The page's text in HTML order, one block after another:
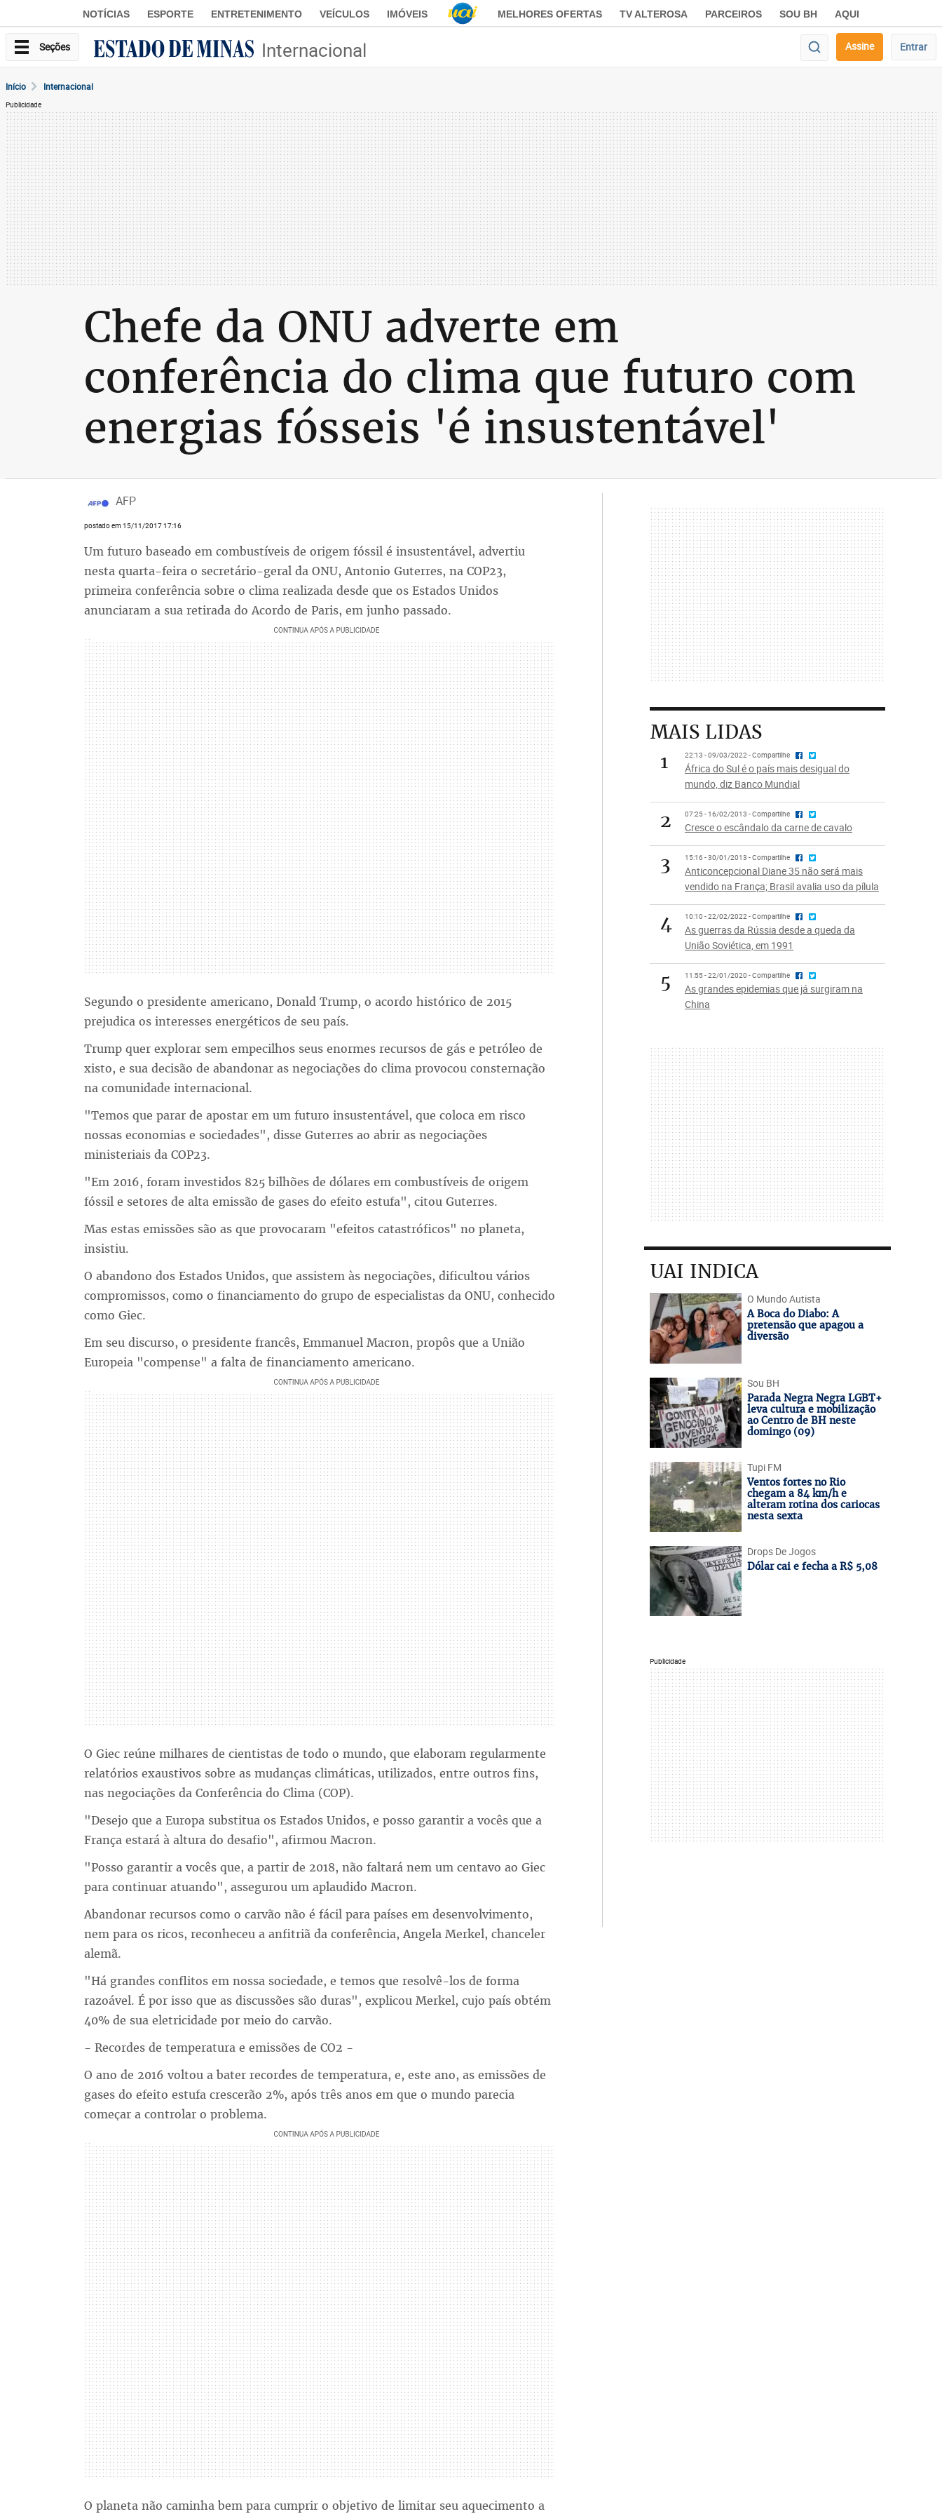
NOTÍCIAS ESPORTE ENTRETENIMENTO VEÍCULOS IMÓVEIS MELHORES OFERTAS TV ALTEROSA PARCEIROS SOU BH AQUI
Seções Internacional Assine Entrar
Início Internacional
Publicidade
Chefe da ONU adverte em
conferência do clima que futuro com
energias fósseis 'é insustentável'
AFP
postado em 15/11/2017 17:16
Um futuro baseado em combustíveis de origem fóssil é insustentável, advertiu
nesta quarta-feira o secretário-geral da ONU, Antonio Guterres, na COP23,
primeira conferência sobre o clima realizada desde que os Estados Unidos
anunciaram a sua retirada do Acordo de Paris, em junho passado.
Segundo o presidente americano, Donald Trump, o acordo histórico de 2015
prejudica os interesses energéticos de seu país.
Trump quer explorar sem empecilhos seus enormes recursos de gás e petróleo de
xisto, e sua decisão de abandonar as negociações do clima provocou consternação
na comunidade internacional.
"Temos que parar de apostar em um futuro insustentável, que coloca em risco
nossas economias e sociedades", disse Guterres ao abrir as negociações
ministeriais da COP23.
"Em 2016, foram investidos 825 bilhões de dólares em combustíveis de origem
fóssil e setores de alta emissão de gases do efeito estufa", citou Guterres.
Mas estas emissões são as que provocaram "efeitos catastróficos" no planeta,
insistiu.
O abandono dos Estados Unidos, que assistem às negociações, dificultou vários
compromissos, como o financiamento do grupo de especialistas da ONU, conhecido
como Giec.
Em seu discurso, o presidente francês, Emmanuel Macron, propôs que a União
Europeia "compense" a falta de financiamento americano.
O Giec reúne milhares de cientistas de todo o mundo, que elaboram regularmente
relatórios exaustivos sobre as mudanças climáticas, utilizados, entre outros fins,
nas negociações da Conferência do Clima (COP).
"Desejo que a Europa substitua os Estados Unidos, e posso garantir a vocês que a
França estará à altura do desafio", afirmou Macron.
"Posso garantir a vocês que, a partir de 2018, não faltará nem um centavo ao Giec
para continuar atuando", assegurou um aplaudido Macron.
Abandonar recursos como o carvão não é fácil para países em desenvolvimento,
nem para os ricos, reconheceu a anfitriã da conferência, Angela Merkel, chanceler
alemã.
"Há grandes conflitos em nossa sociedade, e temos que resolvê-los de forma
razoável. É por isso que as discussões são duras", explicou Merkel, cujo país obtém
40% de sua eletricidade por meio do carvão.
- Recordes de temperatura e emissões de CO2 -
O ano de 2016 voltou a bater recordes de temperatura, e, este ano, as emissões de
gases do efeito estufa crescerão 2%, após três anos em que o mundo parecia
começar a controlar o problema.
O planeta não caminha bem para cumprir o objetivo de limitar seu aquecimento a
MAIS LIDAS
1
22:13 - 09/03/2022 - Compartilhe
África do Sul é o país mais desigual do
mundo, diz Banco Mundial
2 07:25 - 16/02/2013 - Compartilhe
Cresce o escândalo da carne de cavalo
3 15:16 - 30/01/2013 - Compartilhe
Anticoncepcional Diane 35 não será mais
vendido na França; Brasil avalia uso da pílula
4 10:10 - 22/02/2022 - Compartilhe
As guerras da Rússia desde a queda da
União Soviética, em 1991
5 11:55 - 22/01/2020 - Compartilhe
As grandes epidemias que já surgiram na
China
UAI INDICA
O Mundo Autista
A Boca do Diabo: A
pretensão que apagou a
diversão
Sou BH
Parada Negra Negra LGBT+
leva cultura e mobilização
ao Centro de BH neste
domingo (09)
Tupi FM
Ventos fortes no Rio
chegam a 84 km/h e
alteram rotina dos cariocas
nesta sexta
Drops De Jogos
Dólar cai e fecha a R$ 5,08
Publicidade